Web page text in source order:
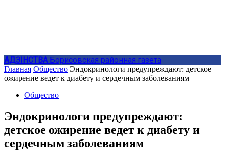
АДЗIНСТВА Борисовская районная газета
Главная Общество Эндокринологи предупреждают: детское
ожирение ведет к диабету и сердечным заболеваниям
Общество
Эндокринологи предупреждают:
детское ожирение ведет к диабету и
сердечным заболеваниям